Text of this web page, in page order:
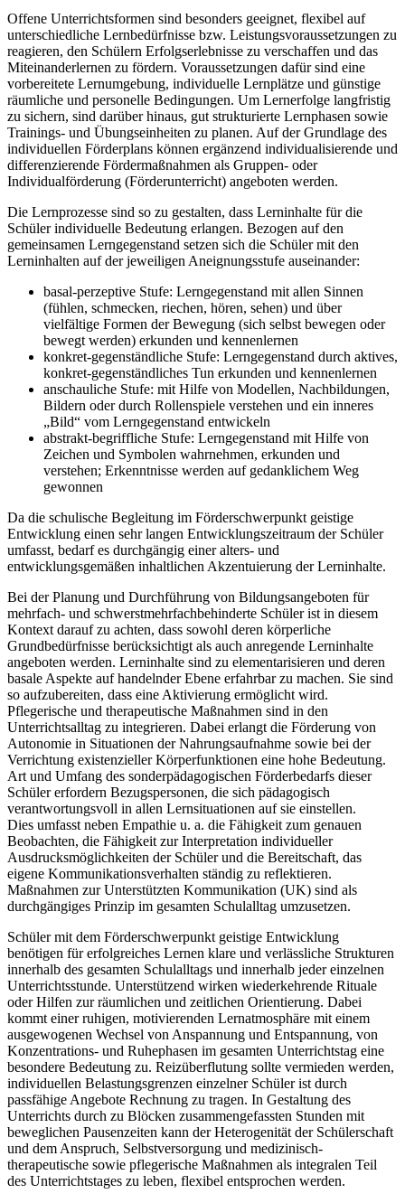
Offene Unterrichtsformen sind besonders geeignet, flexibel auf
unterschiedliche Lernbedürfnisse bzw. Leistungsvoraussetzungen zu
reagieren, den Schülern Erfolgserlebnisse zu verschaffen und das
Miteinanderlernen zu fördern. Voraussetzungen dafür sind eine
vorbereitete Lernumgebung, individuelle Lernplätze und günstige
räumliche und personelle Bedingungen. Um Lernerfolge langfristig
zu sichern, sind darüber hinaus, gut strukturierte Lernphasen sowie
Trainings- und Übungseinheiten zu planen. Auf der Grundlage des
individuellen Förderplans können ergänzend individualisierende und
differenzierende Fördermaßnahmen als Gruppen- oder
Individualförderung (Förderunterricht) angeboten werden.
Die Lernprozesse sind so zu gestalten, dass Lerninhalte für die
Schüler individuelle Bedeutung erlangen. Bezogen auf den
gemeinsamen Lerngegenstand setzen sich die Schüler mit den
Lerninhalten auf der jeweiligen Aneignungsstufe auseinander:
basal-perzeptive Stufe: Lerngegenstand mit allen Sinnen
(fühlen, schmecken, riechen, hören, sehen) und über
vielfältige Formen der Bewegung (sich selbst bewegen oder
bewegt werden) erkunden und kennenlernen
konkret-gegenständliche Stufe: Lerngegenstand durch aktives,
konkret-gegenständliches Tun erkunden und kennenlernen
anschauliche Stufe: mit Hilfe von Modellen, Nachbildungen,
Bildern oder durch Rollenspiele verstehen und ein inneres
„Bild“ vom Lerngegenstand entwickeln
abstrakt-begriffliche Stufe: Lerngegenstand mit Hilfe von
Zeichen und Symbolen wahrnehmen, erkunden und
verstehen; Erkenntnisse werden auf gedanklichem Weg
gewonnen
Da die schulische Begleitung im Förderschwerpunkt geistige
Entwicklung einen sehr langen Entwicklungszeitraum der Schüler
umfasst, bedarf es durchgängig einer alters- und
entwicklungsgemäßen inhaltlichen Akzentuierung der Lerninhalte.
Bei der Planung und Durchführung von Bildungsangeboten für
mehrfach- und schwerstmehrfachbehinderte Schüler ist in diesem
Kontext darauf zu achten, dass sowohl deren körperliche
Grundbedürfnisse berücksichtigt als auch anregende Lerninhalte
angeboten werden. Lerninhalte sind zu elementarisieren und deren
basale Aspekte auf handelnder Ebene erfahrbar zu machen. Sie sind
so aufzubereiten, dass eine Aktivierung ermöglicht wird.
Pflegerische und therapeutische Maßnahmen sind in den
Unterrichtsalltag zu integrieren. Dabei erlangt die Förderung von
Autonomie in Situationen der Nahrungsaufnahme sowie bei der
Verrichtung existenzieller Körperfunktionen eine hohe Bedeutung.
Art und Umfang des sonderpädagogischen Förderbedarfs dieser
Schüler erfordern Bezugspersonen, die sich pädagogisch
verantwortungsvoll in allen Lernsituationen auf sie einstellen.
Dies umfasst neben Empathie u. a. die Fähigkeit zum genauen
Beobachten, die Fähigkeit zur Interpretation individueller
Ausdrucksmöglichkeiten der Schüler und die Bereitschaft, das
eigene Kommunikationsverhalten ständig zu reflektieren.
Maßnahmen zur Unterstützten Kommunikation (UK) sind als
durchgängiges Prinzip im gesamten Schulalltag umzusetzen.
Schüler mit dem Förderschwerpunkt geistige Entwicklung
benötigen für erfolgreiches Lernen klare und verlässliche Strukturen
innerhalb des gesamten Schulalltags und innerhalb jeder einzelnen
Unterrichtsstunde. Unterstützend wirken wiederkehrende Rituale
oder Hilfen zur räumlichen und zeitlichen Orientierung. Dabei
kommt einer ruhigen, motivierenden Lernatmosphäre mit einem
ausgewogenen Wechsel von Anspannung und Entspannung, von
Konzentrations- und Ruhephasen im gesamten Unterrichtstag eine
besondere Bedeutung zu. Reizüberflutung sollte vermieden werden,
individuellen Belastungsgrenzen einzelner Schüler ist durch
passfähige Angebote Rechnung zu tragen. In Gestaltung des
Unterrichts durch zu Blöcken zusammengefassten Stunden mit
beweglichen Pausenzeiten kann der Heterogenität der Schülerschaft
und dem Anspruch, Selbstversorgung und medizinisch-
therapeutische sowie pflegerische Maßnahmen als integralen Teil
des Unterrichtstages zu leben, flexibel entsprochen werden.